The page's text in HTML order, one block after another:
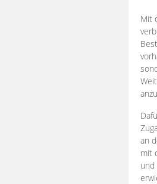
Mit
an
mit
und